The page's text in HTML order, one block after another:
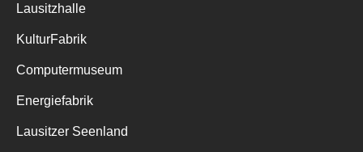
Lausitzhalle
KulturFabrik
Computermuseum
Energiefabrik
Lausitzer Seenland